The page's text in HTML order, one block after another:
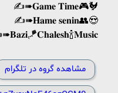
✍️➠𝐆𝐚𝐦𝐞 𝐓𝐢𝐦𝐞🎮🐓
✍️➠𝐇𝐚𝐦𝐞 𝐬𝐞𝐧𝐢𝐧👥😍
مشاهده گروه در تلگرام